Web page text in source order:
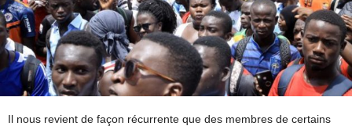
Il nous revient de façon récurrente que des membres de certains